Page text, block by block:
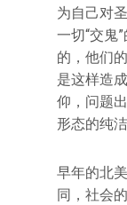
为自己对
一切“交鬼
的，他们
是这样造
仰，问题
形态的纯洁
早年的北
同，社会